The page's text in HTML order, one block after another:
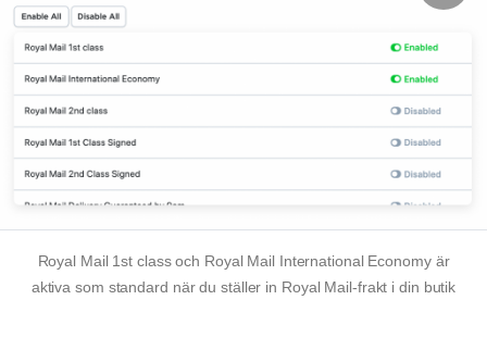
Royal Mail 1st class och Royal Mail International Economy är
aktiva som standard när du ställer in Royal Mail-frakt i din butik